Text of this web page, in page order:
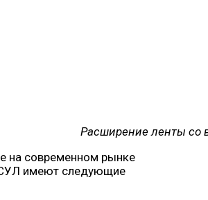
ленты со
на современном рынке
имеют следующие